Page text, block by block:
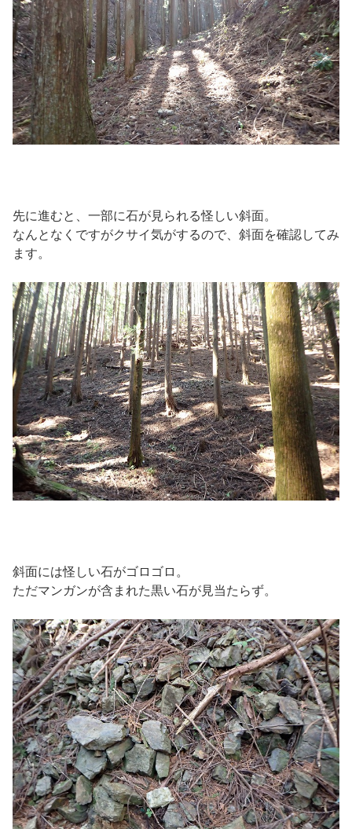
先に進むと、一部に石が見られる怪しい斜面。
なんとなくですがクサイ気がするので、斜面を確認してみ
ます。
斜面には怪しい石がゴロゴロ。
ただマンガンが含まれた黒い石が見当たらず。